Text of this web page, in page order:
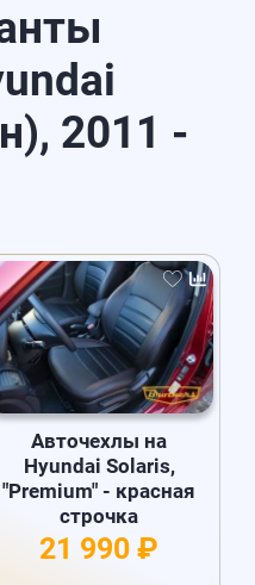
2011 -
Авточехлы на
Hyundai Solaris,
"Premium" - красная
строчка
21 990 ₽